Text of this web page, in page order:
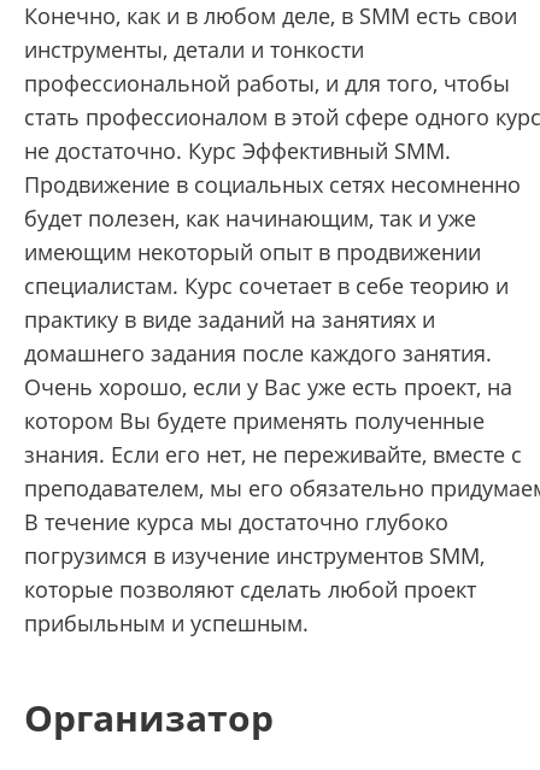
Конечно, как и в любом деле, в SMM есть свои
инструменты, детали и тонкости
профессиональной работы, и для того, чтобы
стать профессионалом в этой сфере одного
не достаточно. Курс Эффективный SMM.
Продвижение в социальных сетях несомненно
будет полезен, как начинающим, так и уже
имеющим некоторый опыт в продвижении
специалистам. Курс сочетает в себе теорию и
практику в виде заданий на занятиях и
домашнего задания после каждого занятия.
Очень хорошо, если у Вас уже есть проект, на
котором Вы будете применять полученные
знания. Если его нет, не переживайте, вместе с
преподавателем, мы его обязательно
В течение курса мы достаточно глубоко
погрузимся в изучение инструментов SMM,
которые позволяют сделать любой проект
прибыльным и успешным.
Организатор